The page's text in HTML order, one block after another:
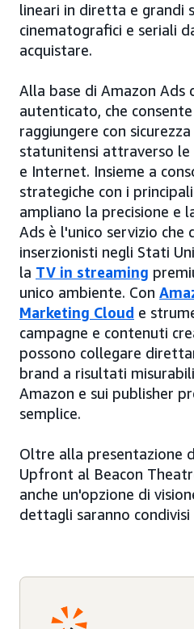
lineari in diretta e grandi
cinematografici e seriali
acquistare.
Alla base di Amazon Ads
autenticato, che
raggiungere con
statunitensi attraverso
e Internet. Insieme a
strategiche con i
ampliano la precisione e
Ads è l'unico servizio che
inserzionisti negli Stati
la TV in streaming
unico ambiente. Con
Marketing Cloud e
campagne e contenuti
possono collegare
brand a risultati
Amazon e sui publisher
semplice.
Oltre alla presentazione
Upfront al Beacon
anche un'opzione di
dettagli saranno condivisi